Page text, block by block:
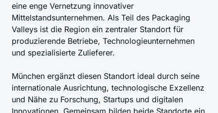
eine enge Vernetzung innovativer
Mittelstandsunternehmen. Als Teil des Packaging
Valleys ist die Region ein zentraler Standort für
produzierende Betriebe, Technologieunternehmen
und spezialisierte Zulieferer.
München ergänzt diesen Standort ideal durch seine
internationale Ausrichtung, technologische Exzellenz
und Nähe zu Forschung, Startups und digitalen